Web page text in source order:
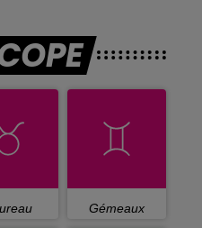
Gémeaux